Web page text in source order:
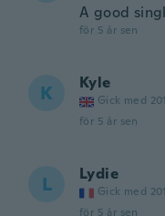
A good
för 5 år sen
K Kyle
Gick med
för 5 år sen
L Lydie
Gick med
för 5 år sen